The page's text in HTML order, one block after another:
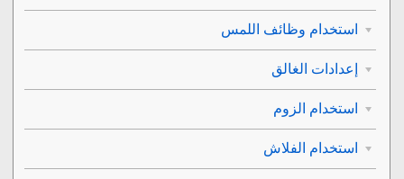
استخدام وظائف اللمس
إعدادات الغالق
استخدام الزوم
استخدام الفلاش